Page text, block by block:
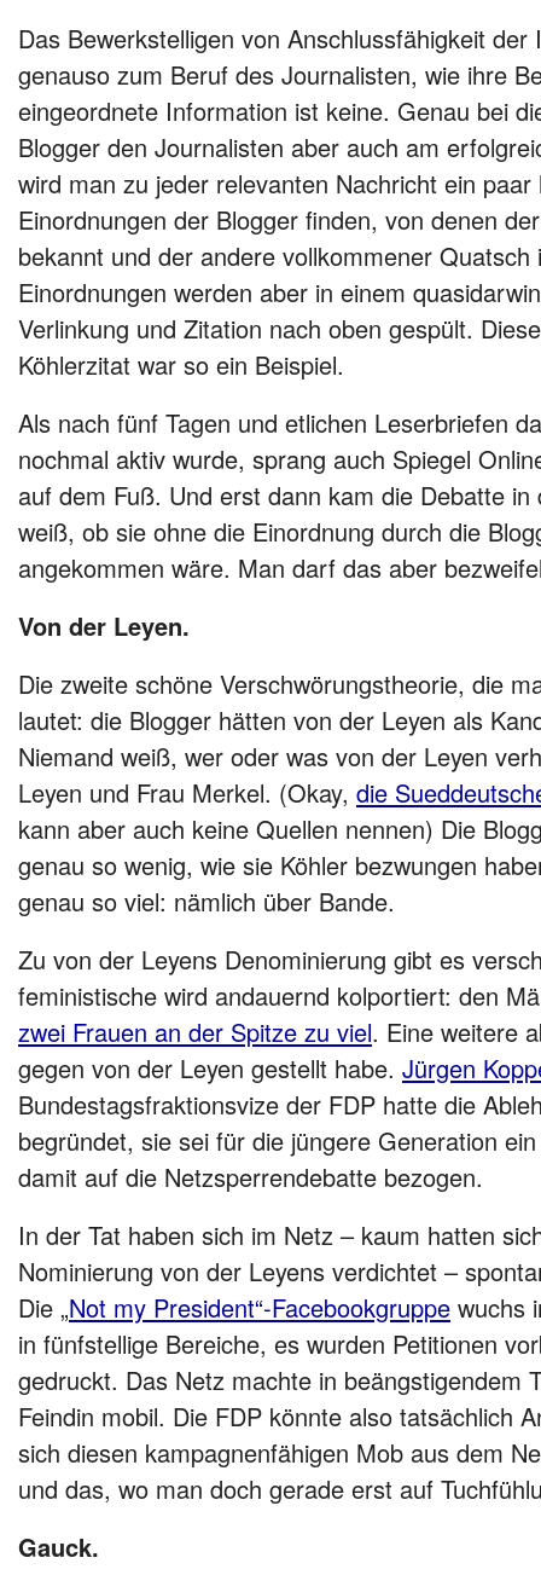
Das Bewerkstelligen von Anschlussfähigkeit
genauso zum Beruf des Journalisten, wie ihre
eingeordnete Information ist keine. Genau bei
Blogger den Journalisten aber auch am
wird man zu jeder relevanten Nachricht ein
Einordnungen der Blogger finden, von denen
bekannt und der andere vollkommener
Einordnungen werden aber in einem
Verlinkung und Zitation nach oben gespült.
Köhlerzitat war so ein Beispiel.
Als nach fünf Tagen und etlichen Leserbriefen
nochmal aktiv wurde, sprang auch Spiegel
auf dem Fuß. Und erst dann kam die Debatte in
weiß, ob sie ohne die Einordnung durch die
angekommen wäre. Man darf das aber
Von der Leyen.
Die zweite schöne Verschwörungstheorie, die
lautet: die Blogger hätten von der Leyen als
Niemand weiß, wer oder was von der Leyen
Leyen und Frau Merkel. (Okay, die
kann aber auch keine Quellen nennen) Die
genau so wenig, wie sie Köhler bezwungen
genau so viel: nämlich über Bande.
Zu von der Leyens Denominierung gibt es
feministische wird andauernd kolportiert: den
zwei Frauen an der Spitze zu viel. Eine weitere
gegen von der Leyen gestellt habe. Jürgen
Bundestagsfraktionsvize der FDP hatte die
begründet, sie sei für die jüngere Generation
damit auf die Netzsperrendebatte bezogen.
In der Tat haben sich im Netz – kaum hatten
Nominierung von der Leyens verdichtet –
Die „Not my President“-Facebookgruppe wuchs
in fünfstellige Bereiche, es wurden Petitionen
gedruckt. Das Netz machte in beängstigendem
Feindin mobil. Die FDP könnte also tatsächlich
sich diesen kampagnenfähigen Mob aus dem
und das, wo man doch gerade erst auf
Gauck.